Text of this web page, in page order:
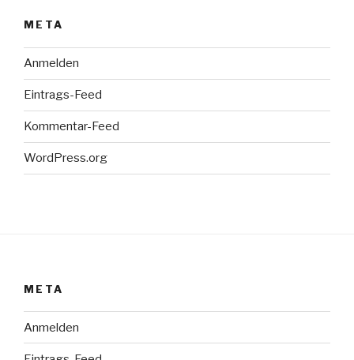
META
Anmelden
Eintrags-Feed
Kommentar-Feed
WordPress.org
META
Anmelden